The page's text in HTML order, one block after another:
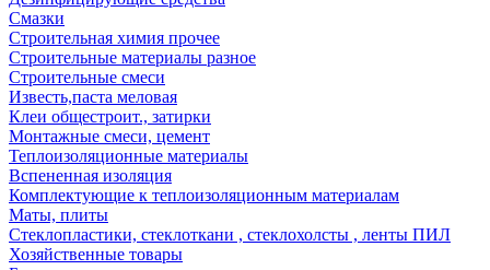
Смазки
Строительная химия прочее
Строительные материалы разное
Строительные смеси
Известь,паста меловая
Клеи общестроит., затирки
Монтажные смеси, цемент
Теплоизоляционные материалы
Вспененная изоляция
Комплектующие к теплоизоляционным материалам
Маты, плиты
Стеклопластики, стеклоткани , стеклохолсты , ленты ПИЛ
Хозяйственные товары